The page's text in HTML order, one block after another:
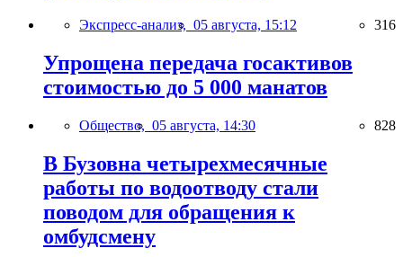
Экспресс-анализ, 05 августа, 15:12 316
Упрощена передача госактивов
стоимостью до 5 000 манатов
Общество, 05 августа, 14:30 828
В Бузовна четырехмесячные
работы по водоотводу стали
поводом для обращения к
омбудсмену